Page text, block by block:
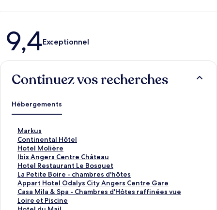
Avis
9,4Exceptionnel
Continuez vos recherches
Hébergements
Markus
L
i
e
n
o
u
v
r
a
Continental Hôtel
L
i
e
n
o
u
v
r
Hotel Molière
L
i
e
n
o
u
v
Ibis Angers Centre Château
L
i
e
n
o
u
Hotel Restaurant Le Bosquet
L
i
e
n
o
La Petite Boire - chambres d'hôtes
L
i
e
n
Appart Hotel Odalys City Angers Centre Gare
L
i
e
Casa Mila & Spa - Chambres d'Hôtes raffinées vue
Loire et Piscine
L
i